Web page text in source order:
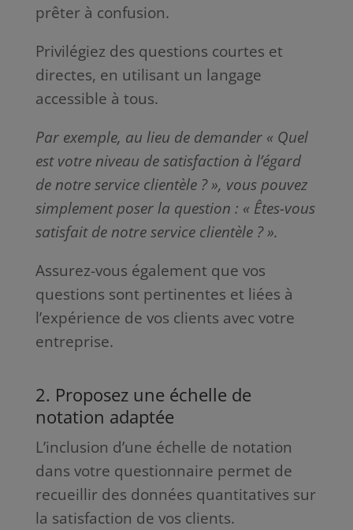
prêter à confusion.
Privilégiez des questions courtes et
directes, en utilisant un langage
accessible à tous.
Par exemple, au lieu de demander « Quel
est votre niveau de satisfaction à l’égard
de notre service clientèle ? », vous pouvez
simplement poser la question : « Êtes-vous
satisfait de notre service clientèle ? ».
Assurez-vous également que vos
questions sont pertinentes et liées à
l’expérience de vos clients avec votre
entreprise.
2. Proposez une échelle de
notation adaptée
L’inclusion d’une échelle de notation
dans votre questionnaire permet de
recueillir des données quantitatives sur
la satisfaction de vos clients.